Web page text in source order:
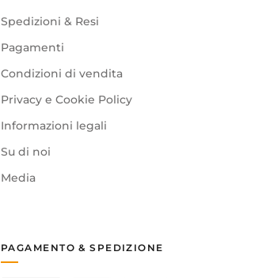
Spedizioni & Resi
Pagamenti
Condizioni di vendita
Privacy e Cookie Policy
Informazioni legali
Su di noi
Media
PAGAMENTO & SPEDIZIONE